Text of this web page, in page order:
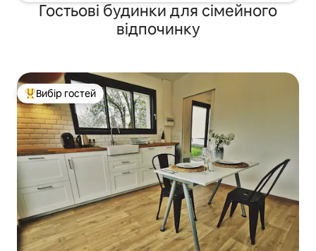
Гостьові будинки для сімейного
відпочинку
Топ вибір гостей
Вибір гостей